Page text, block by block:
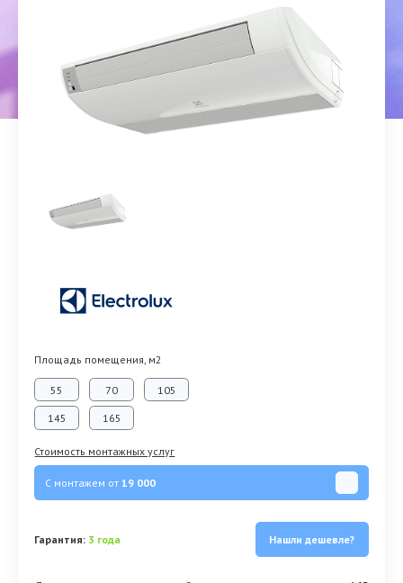
Площадь помещения, м2
55 70 105
145 165
Стоимость монтажных услуг
С монтажем от19 000
Гарантия: 3 года Нашли дешевле?